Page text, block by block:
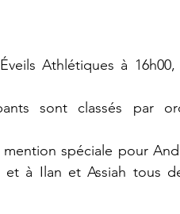
Athlétiques à 16h00,
sont classés par
spéciale pour
à Ilan et Assiah tous